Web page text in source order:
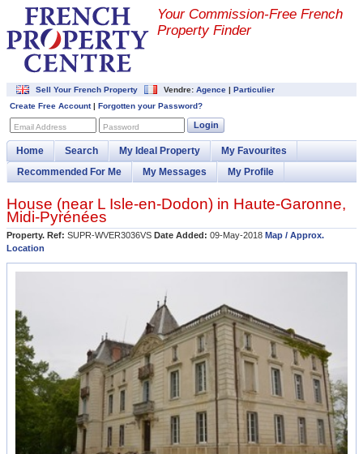
Your Commission-Free French
Property Finder
Sell Your French Property Vendre: Agence | Particulier
Create Free Account| Forgotten your Password?
Email Address Password Login
Home Search My Ideal Property
My Favourites
Recommended For Me
My Messages My Profile
House (near L Isle-en-Dodon) in Haute-Garonne,
Midi-Pyrénées
Property. Ref: SUPR-WVER3036VS Date Added: 09-May-2018 Map / Approx.
Location